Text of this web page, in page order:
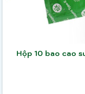
Hộp 10 bao cao